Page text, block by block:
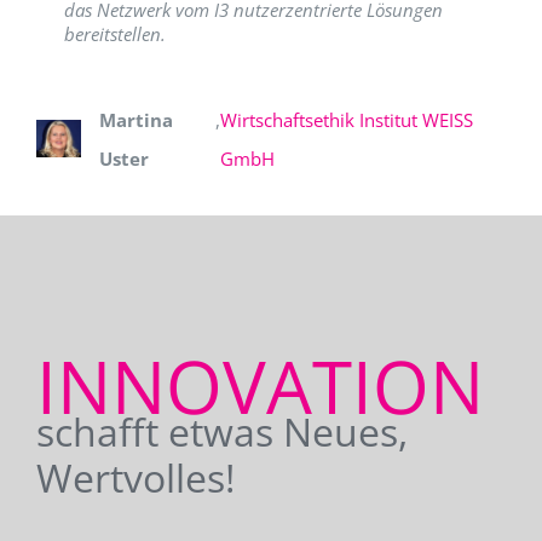
das Netzwerk vom I3 nutzerzentrierte Lösungen
bereitstellen.
Martina
Uster
,Wirtschaftsethik Institut WEISS
GmbH
INNOVATION
schafft etwas Neues,
Wertvolles!